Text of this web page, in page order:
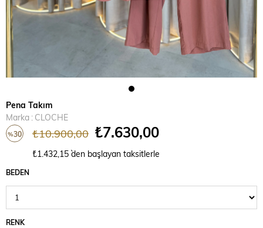
Pena Takım
Marka : CLOCHE
%30 ₺10.900,00 ₺7.630,00
₺1.432,15 `den başlayan taksitlerle
BEDEN
RENK